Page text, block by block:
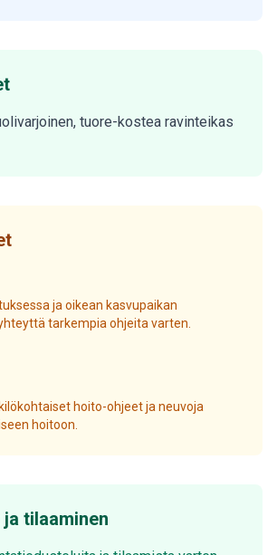
tuore-kostea ravinteikas
ja oikean kasvupaikan
tarkempia ohjeita varten.
hoito-ohjeet ja neuvoja
hoitoon.
tilaaminen